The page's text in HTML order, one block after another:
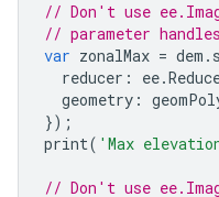
// Don't use
// parameter
var zonalMax = dem .
reducer : ee.
geometry :
});
print( 'Max
// Don't use